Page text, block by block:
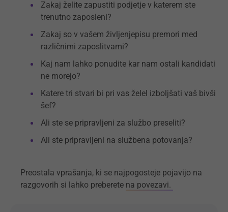
Zakaj želite zapustiti podjetje v katerem ste
trenutno zaposleni?
Zakaj so v vašem življenjepisu premori med
različnimi zaposlitvami?
Kaj nam lahko ponudite kar nam ostali kandidati
ne morejo?
Katere tri stvari bi pri vas želel izboljšati vaš bivši
šef?
Ali ste se pripravljeni za službo preseliti?
Ali ste pripravljeni na službena potovanja?
Preostala vprašanja, ki se najpogosteje pojavijo na
razgovorih si lahko preberete na povezavi.